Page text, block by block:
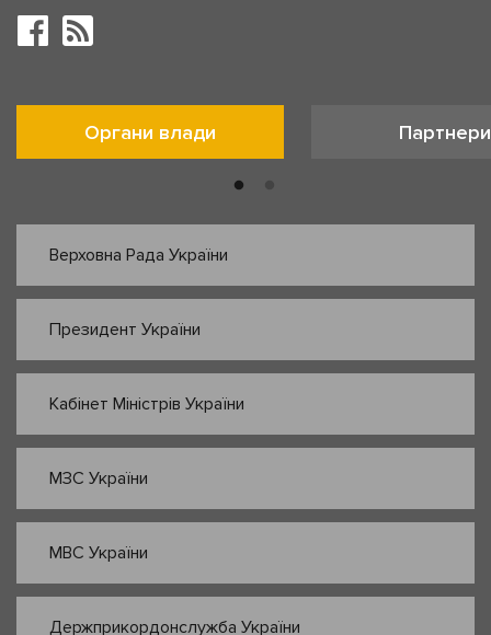
Органи влади Партнери
Верховна Рада України
Президент України
Кабінет Міністрів України
МЗС України
МВС України
Держприкордонслужба України